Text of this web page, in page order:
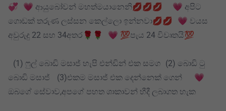
💞 💗 ආයුබෝවන් මහත්මයානෙනි💋💋💋 💗 අපිට
ගොඩක් තරුණ ලස්සන කෙල්ලො ඉන්නවා💋💋 💗 වයස
අවුරුදු 22 සහ 34අතර🌹🌹 💗 💯පැය 24 විවෘතයි💯
(1) ෆුල් බොඩි මසාජ් හැපි එන්ඩින් එක සමග (2) බොඩි ටු
බොඩි මසාජ් (3)එකම මසාජ් එක දෙන්නෙක් ගෙන් 💗
ඔබගේ සේවාව,අපගේ පහත ශාකාවන් හීදී ලබාගත හැක